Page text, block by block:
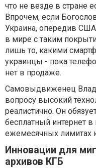
что не везде в стране
Впрочем, если
Украина, опередив США
в мире с таким
лишь то, какими
украинцы - пока
нет в продаже.
Самовыдвиженец
вопросу высокий
реалистично. Он
бесплатный интернет
ежемесячных лимитах
Инновации для
архивов КГБ